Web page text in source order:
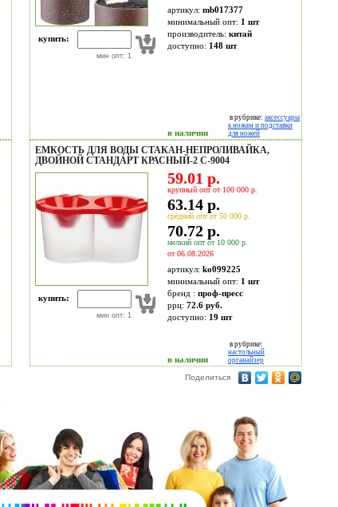
купить:
мин опт: 1
артикул: mb017377
минимальный опт: 1 шт
производитель: китай
доступно: 148 шт
в наличии
в рубрике: аксессуары
к ножам и подставки
для ножей
ЕМКОСТЬ ДЛЯ ВОДЫ СТАКАН-НЕПРОЛИВАЙКА,
ДВОЙНОЙ СТАНДАРТ КРАСНЫЙ-2 С-9004
купить:
мин опт: 1
59.01 р.
крупный опт от 100 000 р.
63.14 р.
средний опт от 50 000 р.
70.72 р.
мелкий опт от 10 000 р.
от 06.08.2026
артикул: ko099225
минимальный опт: 1 шт
бренд : проф-пресс
ррц: 72.6 руб.
доступно: 19 шт
в наличии
в рубрике:
настольный
органайзер
Поделиться